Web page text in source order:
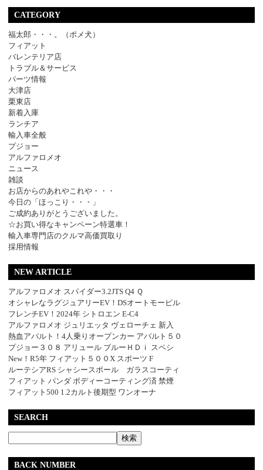
CATEGORY
福太郎・・・。（ポメ犬）
フィアット
バレンテリア店
トラブル＆サービス
パーツ情報
大津店
栗東店
新着入庫
ランチア
輸入車全般
プジョー
アルファロメオ
ニュース
雑談
お店からのあれやこれや・・・
今日の「ほっこり・・・」
ご成約ありがとうございました。
☆お買い得なキャンペーン特選車！
輸入車専門店のクルマ高価買取り
採用情報
NEW ARTICLE
アルファロメオ スパイダー3.2JTS Q4 Ｑ
オシャレなラグジュアリーEV！DSオートモービル
フレンチEV！2024年 シトロエン E-C4
アルファロメオ ジュリエッタ ヴェローチェ 新入
熱血アバルト！4人乗りオープンカー アバルト５０
プジョー３０８ アリュール ブルーＨＤｉ スペシ
New！R5年 フィアット５００X スポーツ F
ルーテシアRS シャシースポール ガラスコーティ
フィアット パンダ ボディーコーティング済 禁煙
フィアット500 1.2カルト後期型 ワンオーナ
SEARCH
BACK NUMBER